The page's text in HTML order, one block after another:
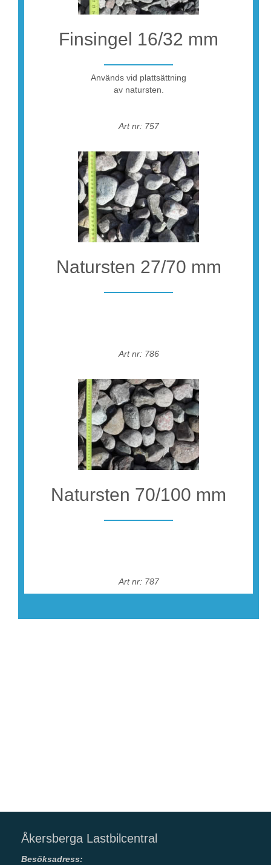
Finsingel 16/32 mm
Används vid plattsättning
av natursten.
Art nr: 757
Natursten 27/70 mm
Art nr: 786
Natursten 70/100 mm
Art nr: 787
Åkersberga Lastbilcentral
Besöksadress: